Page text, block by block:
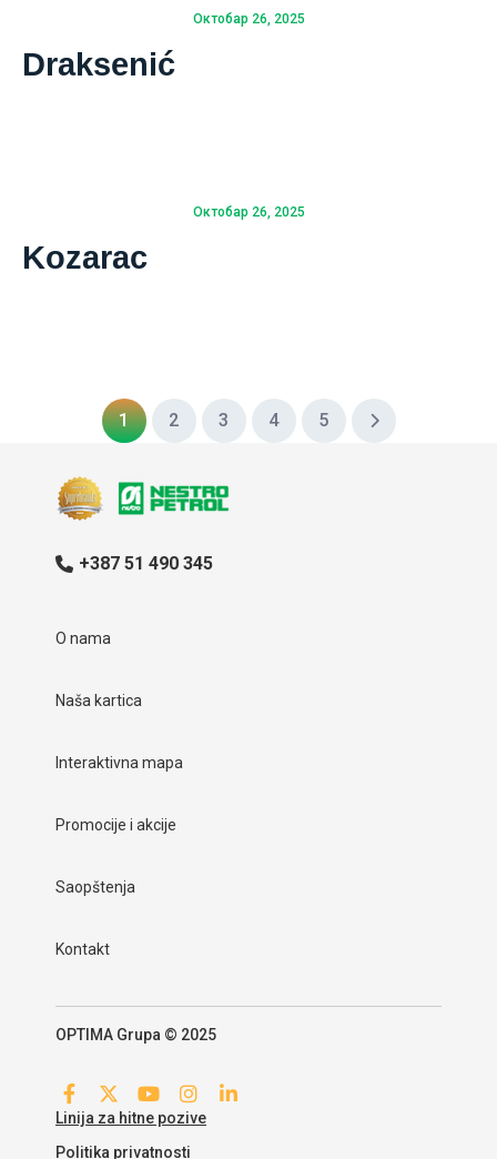
Октобар 26, 2025
Draksenić
Октобар 26, 2025
Kozarac
1 2 3 4 5
+387 51 490 345
O nama
Naša kartica
Interaktivna mapa
Promocije i akcije
Saopštenja
Kontakt
OPTIMA Grupa © 2025
Linija za hitne pozive
Politika privatnosti